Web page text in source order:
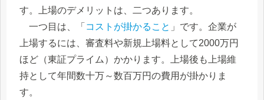
す。上場のデメリットは、二つあります。
一つ目は、「 コストが掛かること 」です。企業が
上場するには、審査料や新規上場料として2000万円
ほど（東証プライム）かかります。上場後も上場維
持として年間数十万～数百万円の費用が掛かりま
す。